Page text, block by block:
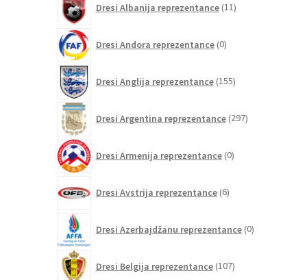
Dresi Albanija reprezentance 11izdelkov
Dresi Andora reprezentance 0izdelkov
Dresi Anglija reprezentance 155izdelkov
Dresi Argentina reprezentance 297izdelkov
Dresi Armenija reprezentance 0izdelkov
Dresi Avstrija reprezentance 6izdelkov
Dresi Azerbajdžanu reprezentance 0izdelkov
Dresi Belgija reprezentance 107izdelkov